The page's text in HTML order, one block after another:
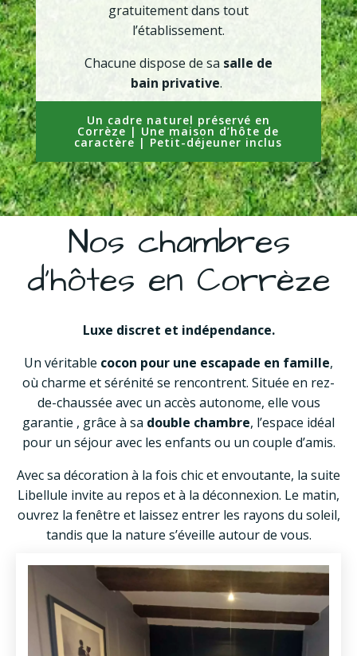
gratuitement dans tout
l’établissement.
Chacune dispose de sa salle de
bain privative.
Un cadre naturel préservé en
Corrèze | Une maison d’hôte de
caractère | Petit-déjeuner inclus
Nos chambres
d’hôtes en Corrèze
Luxe discret et indépendance.
Un véritable cocon pour une escapade en famille,
où charme et sérénité se rencontrent. Située en rez-
de-chaussée avec un accès autonome, elle vous
garantie , grâce à sa double chambre, l’espace idéal
pour un séjour avec les enfants ou un couple d’amis.
Avec sa décoration à la fois chic et envoutante, la suite
Libellule invite au repos et à la déconnexion. Le matin,
ouvrez la fenêtre et laissez entrer les rayons du soleil,
tandis que la nature s’éveille autour de vous.